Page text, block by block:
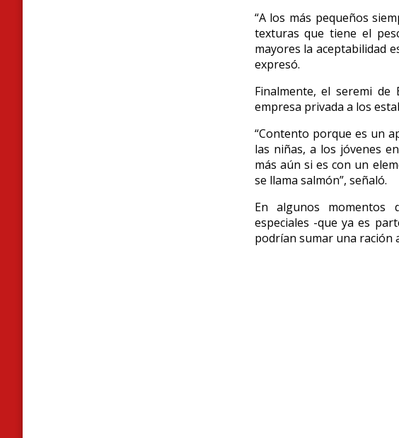
“A los más pequeños
texturas que tiene el
mayores la aceptabilidad
expresó.
Finalmente, el seremi de
empresa privada a los
“Contento porque es un
las niñas, a los jóvenes
más aún si es con un
se llama salmón”, señaló.
En algunos momentos
especiales -que ya es
podrían sumar una ración